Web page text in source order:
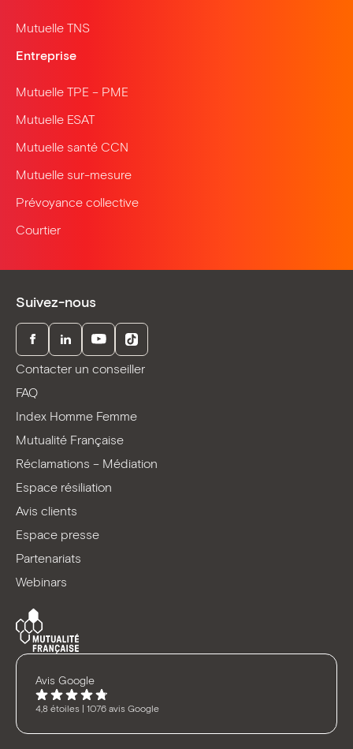
Mutuelle TNS
Entreprise
Mutuelle TPE – PME
Mutuelle ESAT
Mutuelle santé CCN
Mutuelle sur-mesure
Prévoyance collective
Courtier
Suivez-nous
FacebookLinkedInYoutubeTikTok
Contacter un conseiller
FAQ
Index Homme Femme
Mutualité Française
Réclamations – Médiation
Espace résiliation
Avis clients
Espace presse
Partenariats
Webinars
Avis Google
4,8 étoiles | 1076 avis Google